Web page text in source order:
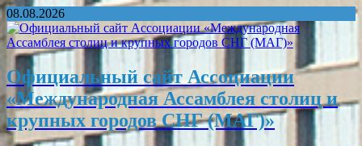
08.08.2026
Официальный сайт Ассоциации
«Международная Ассамблея столиц и
крупных городов СНГ (МАГ)»